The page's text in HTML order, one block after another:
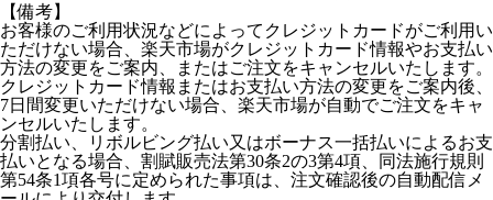
【備考】
お客様のご利用状況などによってクレジットカードがご利用い
ただけない場合、楽天市場がクレジットカード情報やお支払い
方法の変更をご案内、またはご注文をキャンセルいたします。
クレジットカード情報またはお支払い方法の変更をご案内後、
7日間変更いただけない場合、楽天市場が自動でご注文をキャ
ンセルいたします。
分割払い、リボルビング払い又はボーナス一括払いによるお支
払いとなる場合、割賦販売法第30条2の3第4項、同法施行規則
第54条1項各号に定められた事項は、注文確認後の自動配信メ